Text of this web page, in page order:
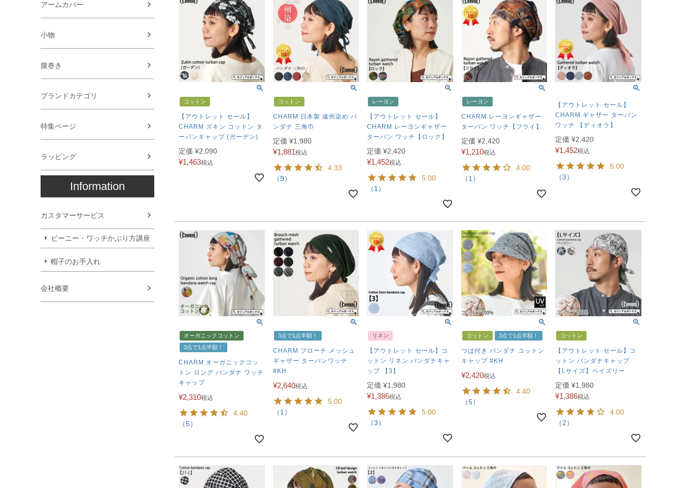
アームカバー
小物
腹巻き
ブランドカテゴリ
特集ページ
ラッピング
Information
カスタマーサービス
ビーニー・ワッチかぶり方講座
帽子のお手入れ
会社概要
コットン
【アウトレット セール】
CHARM ズキン コットン タ
ーバンキャップ (ガーデン)
定価 ¥2,090
¥1,463税込
コットン
CHARM 日本製 遠州染め バ
ンダナ 三角巾
定価 ¥1,980
¥1,881税込
4.33
（9）
レーヨン
【アウトレット セール】
CHARM レーヨンギャザー
ターバン ワッチ【ロック】
定価 ¥2,420
¥1,452税込
5.00
（1）
レーヨン
CHARM レーヨンギャザー
ターバン ワッチ【フライ】
定価 ¥2,420
¥1,210税込
4.00
（1）
【アウトレット セール】
CHARM ギャザー ターバン
ワッチ 【ディオラ】
定価 ¥2,420
¥1,452税込
5.00
（3）
オーガニックコットン
3点で1点半額！
CHARM オーガニックコッ
トン ロング バンダナ ワッチ
キャップ
¥2,310税込
4.40
（5）
3点で1点半額！
CHARM ブローチ メッシュ
ギャザー ターバンワッチ
#KH
¥2,640税込
5.00
（1）
リネン
【アウトレット セール】コ
ットン リネン バンダナキャ
ップ 【3】
定価 ¥1,980
¥1,386税込
5.00
（3）
コットン 3点で1点半額！
つば付き バンダナ コットン
キャップ #KH
¥2,420税込
4.40
（5）
コットン
【アウトレット セール】コ
ットン バンダナキャップ
【Lサイズ】ペイズリー
定価 ¥1,980
¥1,386税込
4.00
（2）